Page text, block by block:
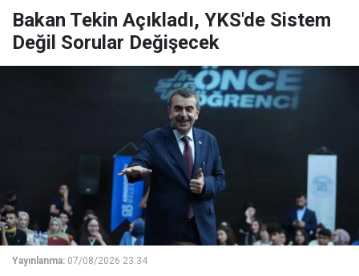
Bakan Tekin Açıkladı, YKS'de Sistem
Değil Sorular Değişecek
Yayınlanma: 07/08/2026 23:34